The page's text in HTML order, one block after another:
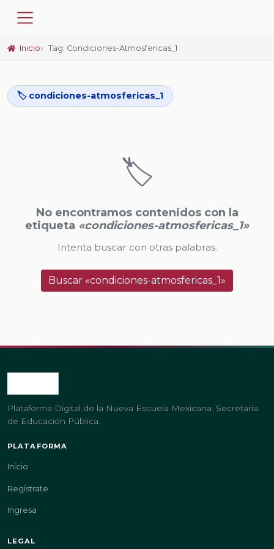
Inicio Tag: Condiciones-Atmosfericas_1
🏷️ condiciones-atmosfericas_1
🏷️
No encontramos contenidos con la
etiqueta «condiciones-atmosfericas_1»
Intenta buscar con otras palabras.
Buscar «condiciones-atmosfericas_1»
Plataforma Digital de la Nueva Escuela Mexicana. Secretaría
de Educación Pública.
PLATAFORMA
Inicio
Regístrate
Ingresa
LEGAL